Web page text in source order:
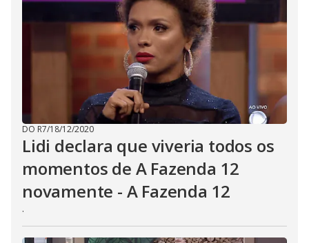
DO R7/18/12/2020
Lidi declara que viveria todos os
momentos de A Fazenda 12
novamente - A Fazenda 12
.